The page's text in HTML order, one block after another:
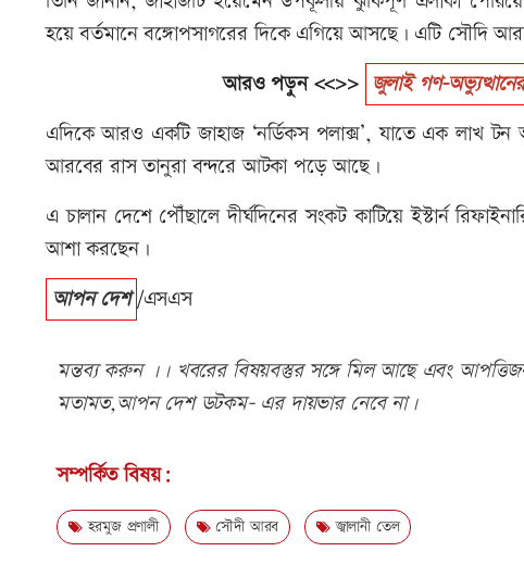
হয়ে বর্তমানে বঙ্গোপসাগরের দিকে এগিয়ে আসছে। এটি সৌদি
আরও পড়ুন <<>> জুলাই গণ-
এদিকে আরও একটি জাহাজ ‘নর্ডিকস পলাক্স’, যাতে এক লাখ টন
আরবের রাস তানুরা বন্দরে আটকা পড়ে আছে।
এ চালান দেশে পৌঁছালে দীর্ঘদিনের সংকট কাটিয়ে ইস্টার্ন
আশা করছেন।
আপন দেশ /এসএস
মন্তব্য করুন ।। খবরের বিষয়বস্তুর সঙ্গে মিল আছে এবং
মতামত,আপন দেশ ডটকম- এর দায়ভার নেবে না।
সম্পর্কিত বিষয়:
হরমুজ প্রণালী সৌদী আরব জ্বালানী তেল